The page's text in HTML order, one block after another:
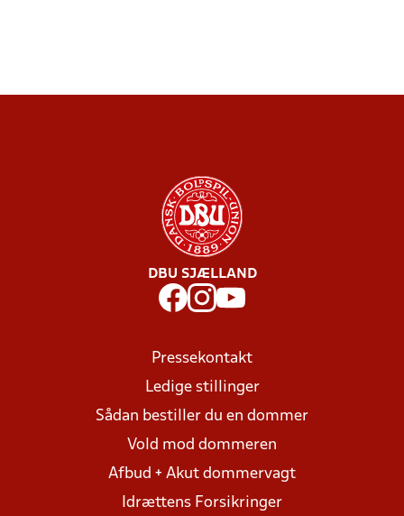
DBU SJÆLLAND
Pressekontakt
Ledige stillinger
Sådan bestiller du en dommer
Vold mod dommeren
Afbud + Akut dommervagt
Idrættens Forsikringer